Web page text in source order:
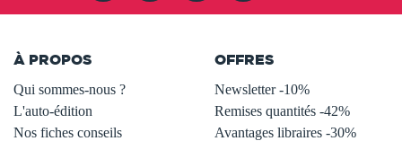
À PROPOS
Qui sommes-nous ?
L'auto-édition
Nos fiches conseils
OFFRES
Newsletter -10%
Remises quantités -42%
Avantages libraires -30%